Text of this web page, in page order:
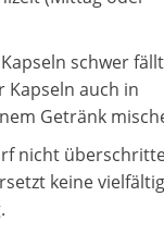
schwer
Kapseln auch in
Getränk
nicht
keine